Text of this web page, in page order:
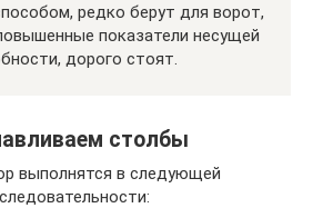
редко берут для ворот,
показатели несущей
дорого стоят.
столбы
выполнятся в следующей